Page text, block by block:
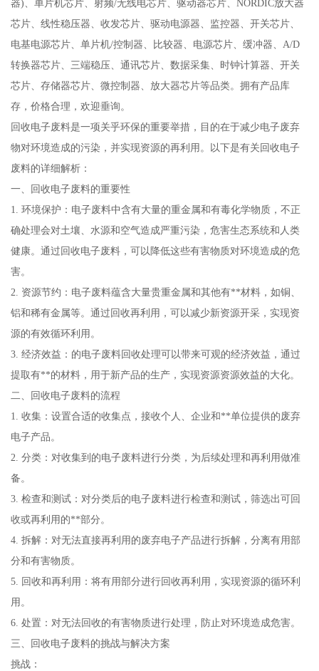
器)、单片机芯片、射频/无线电芯片、驱动器芯片、NORDIC放大器
芯片、线性稳压器、收发芯片、驱动电源器、监控器、开关芯片、
电基电源芯片、单片机/控制器、比较器、电源芯片、缓冲器、A/D
转换器芯片、三端稳压、通讯芯片、数据采集、时钟计算器、开关
芯片、存储器芯片、微控制器、放大器芯片等品类。拥有产品库
存，价格合理，欢迎垂询。
回收电子废料是一项关乎环保的重要举措，目的在于减少电子废弃
物对环境造成的污染，并实现资源的再利用。以下是有关回收电子
废料的详细解析：
一、回收电子废料的重要性
1. 环境保护：电子废料中含有大量的重金属和有毒化学物质，不正
确处理会对土壤、水源和空气造成严重污染，危害生态系统和人类
健康。通过回收电子废料，可以降低这些有害物质对环境造成的危
害。
2. 资源节约：电子废料蕴含大量贵重金属和其他有**材料，如铜、
铝和稀有金属等。通过回收再利用，可以减少新资源开采，实现资
源的有效循环利用。
3. 经济效益：的电子废料回收处理可以带来可观的经济效益，通过
提取有**的材料，用于新产品的生产，实现资源资源效益的大化。
二、回收电子废料的流程
1. 收集：设置合适的收集点，接收个人、企业和**单位提供的废弃
电子产品。
2. 分类：对收集到的电子废料进行分类，为后续处理和再利用做准
备。
3. 检查和测试：对分类后的电子废料进行检查和测试，筛选出可回
收或再利用的**部分。
4. 拆解：对无法直接再利用的废弃电子产品进行拆解，分离有用部
分和有害物质。
5. 回收和再利用：将有用部分进行回收再利用，实现资源的循环利
用。
6. 处置：对无法回收的有害物质进行处理，防止对环境造成危害。
三、回收电子废料的挑战与解决方案
挑战：